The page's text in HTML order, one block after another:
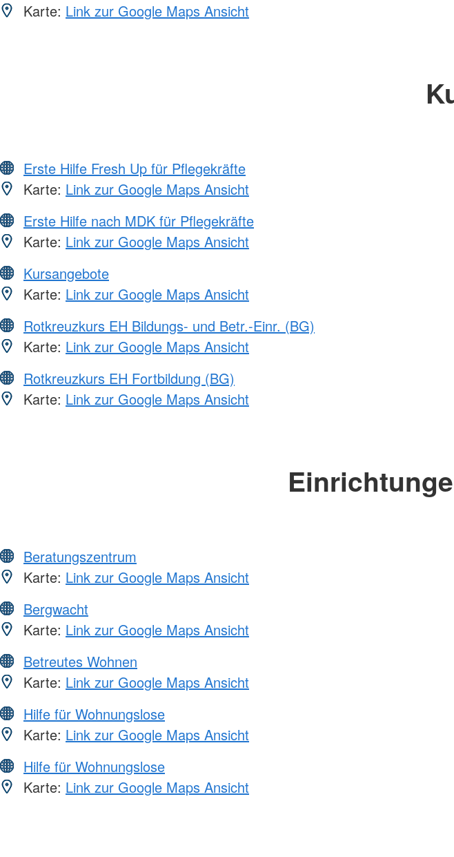
Karte: Link zur Google Maps Ansicht
Erste Hilfe Fresh Up für Pflegekräfte
Karte: Link zur Google Maps Ansicht
Erste Hilfe nach MDK für Pflegekräfte
Karte: Link zur Google Maps Ansicht
Kursangebote
Karte: Link zur Google Maps Ansicht
Rotkreuzkurs EH Bildungs- und Betr.-Einr. (BG)
Karte: Link zur Google Maps Ansicht
Rotkreuzkurs EH Fortbildung (BG)
Karte: Link zur Google Maps Ansicht
Beratungszentrum
Karte: Link zur Google Maps Ansicht
Bergwacht
Karte: Link zur Google Maps Ansicht
Betreutes Wohnen
Karte: Link zur Google Maps Ansicht
Hilfe für Wohnungslose
Karte: Link zur Google Maps Ansicht
Hilfe für Wohnungslose
Karte: Link zur Google Maps Ansicht